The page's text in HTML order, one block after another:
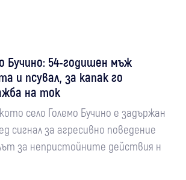
Бучино: 54-годишен мъж
и псувал, за капак го
на ток
село Големо Бучино е задържан
сигнал за агресивно поведение
за непристойните действия н